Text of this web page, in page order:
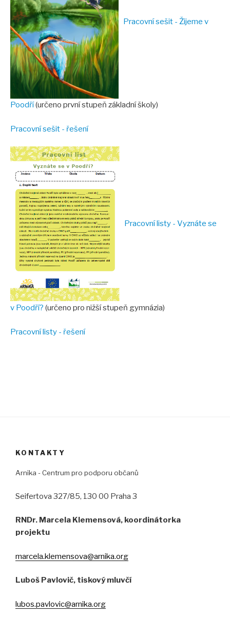
Akce pro veřejnost
Fotogalerie
Video
Tour de aleje
Ostatní
Ke stažení
Informační materiály
Pro školy
Seminář 2023
VÝSTAVA Za starými stromy v Poodří
Tour de aleje 2023
Pracovní sešit - Žijeme v
Poodří(určeno první stupeň základní školy)
Pracovní sešit - řešení
Pracovní listy - Vyznáte se
v Poodří? (určeno pro nižší stupeň gymnázia)
Pracovní listy - řešení
KONTAKTY
Arnika - Centrum pro podporu občanů
Seifertova 327/85, 130 00 Praha 3
RNDr. Marcela Klemensová, koordinátorka
projektu
marcela.klemensova@arnika.org
Luboš Pavlovič, tiskový mluvčí
lubos.pavlovic@arnika.org